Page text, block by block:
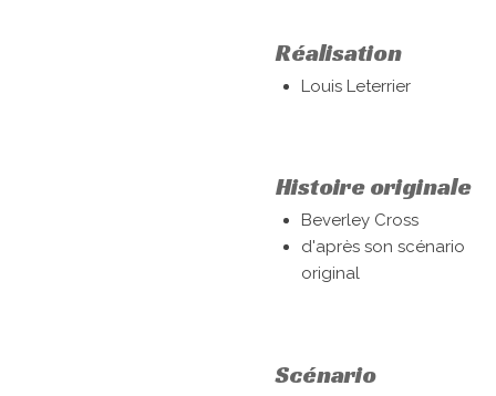
Réalisation
Louis Leterrier
Histoire originale
Beverley Cross
d'après son scénario
original
Scénario